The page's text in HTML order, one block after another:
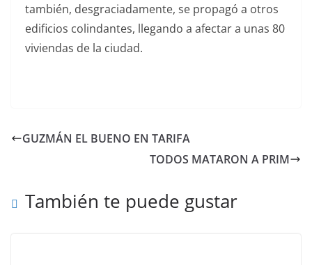
también, desgraciadamente, se propagó a otros
edificios colindantes, llegando a afectar a unas 80
viviendas de la ciudad.
GUZMÁN EL BUENO EN TARIFA
TODOS MATARON A PRIM
También te puede gustar